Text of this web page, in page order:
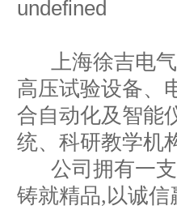
上海徐吉电气
高压试验设备、
合自动化及智能
统、科研教学机
公司拥有一支*
铸就精品,以诚信